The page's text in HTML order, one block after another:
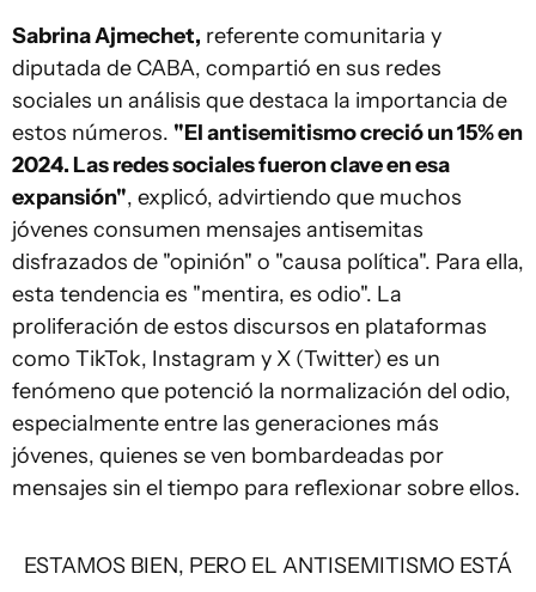
Sabrina Ajmechet, referente comunitaria y
diputada de CABA, compartió en sus redes
sociales un análisis que destaca la importancia de
estos números. "El antisemitismo creció un 15% en
2024. Las redes sociales fueron clave en esa
expansión", explicó, advirtiendo que muchos
jóvenes consumen mensajes antisemitas
disfrazados de "opinión" o "causa política". Para ella,
esta tendencia es "mentira, es odio". La
proliferación de estos discursos en plataformas
como TikTok, Instagram y X (Twitter) es un
fenómeno que potenció la normalización del odio,
especialmente entre las generaciones más
jóvenes, quienes se ven bombardeadas por
mensajes sin el tiempo para reflexionar sobre ellos.
ESTAMOS BIEN, PERO EL ANTISEMITISMO ESTÁ